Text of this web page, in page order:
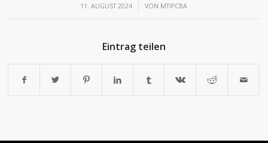
11. AUGUST 2024
/ VON MTIPCBA
Eintrag teilen